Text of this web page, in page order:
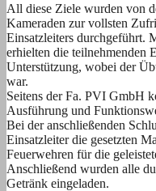
All diese Ziele wurden von
Kameraden zur vollsten
Einsatzleiters durchgeführt.
erhielten die teilnehmenden
Unterstützung, wobei der
war.
Seitens der Fa. PVI GmbH
Ausführung und
Bei der anschließenden
Einsatzleiter die gesetzten
Feuerwehren für die
Anschließend wurden alle
Getränk eingeladen.